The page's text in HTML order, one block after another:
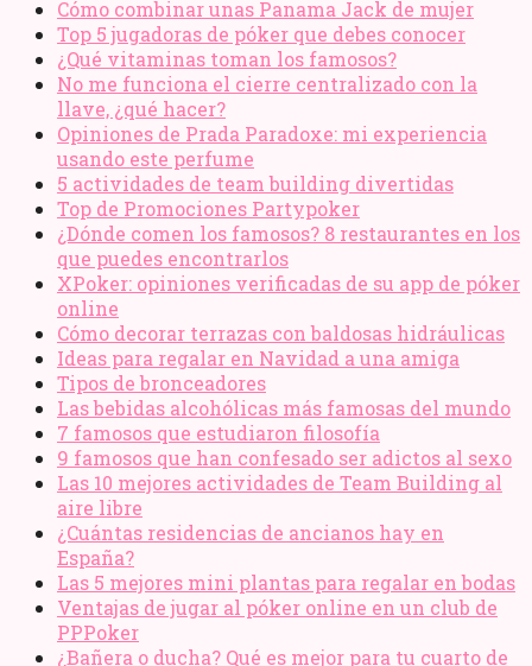
Cómo combinar unas Panama Jack de mujer
Top 5 jugadoras de póker que debes conocer
¿Qué vitaminas toman los famosos?
No me funciona el cierre centralizado con la
llave, ¿qué hacer?
Opiniones de Prada Paradoxe: mi experiencia
usando este perfume
5 actividades de team building divertidas
Top de Promociones Partypoker
¿Dónde comen los famosos? 8 restaurantes en los
que puedes encontrarlos
XPoker: opiniones verificadas de su app de póker
online
Cómo decorar terrazas con baldosas hidráulicas
Ideas para regalar en Navidad a una amiga
Tipos de bronceadores
Las bebidas alcohólicas más famosas del mundo
7 famosos que estudiaron filosofía
9 famosos que han confesado ser adictos al sexo
Las 10 mejores actividades de Team Building al
aire libre
¿Cuántas residencias de ancianos hay en
España?
Las 5 mejores mini plantas para regalar en bodas
Ventajas de jugar al póker online en un club de
PPPoker
¿Bañera o ducha? Qué es mejor para tu cuarto de